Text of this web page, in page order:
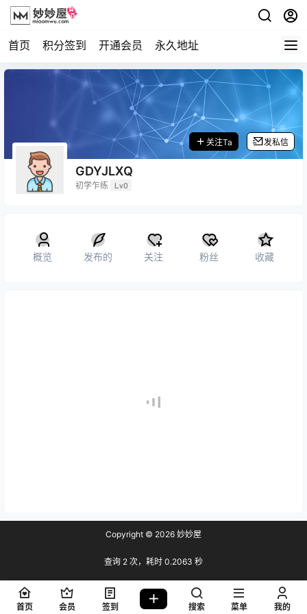
首页 积分签到 开通会员 永久地址
GDYJLXQ
初学乍练 Lv0
关注Ta 发私信
概览 发布的 关注 粉丝 收藏
Copyright © 2026 妙妙屋
查询 2 次，耗时 0.2063 秒
首页 会员 签到 搜索 菜单 我的